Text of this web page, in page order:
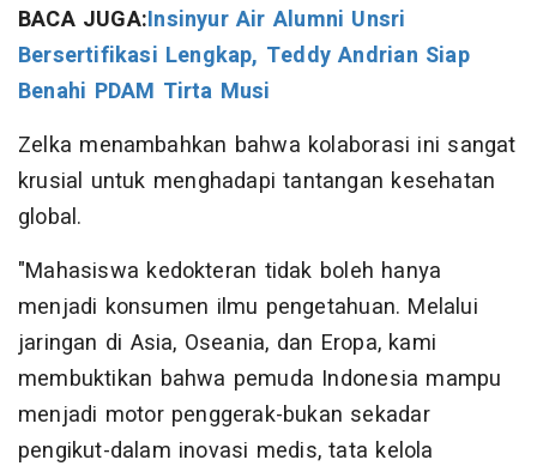
BACA JUGA:Insinyur Air Alumni Unsri
Bersertifikasi Lengkap, Teddy Andrian Siap
Benahi PDAM Tirta Musi
Zelka menambahkan bahwa kolaborasi ini sangat
krusial untuk menghadapi tantangan kesehatan
global.
"Mahasiswa kedokteran tidak boleh hanya
menjadi konsumen ilmu pengetahuan. Melalui
jaringan di Asia, Oseania, dan Eropa, kami
membuktikan bahwa pemuda Indonesia mampu
menjadi motor penggerak-bukan sekadar
pengikut-dalam inovasi medis, tata kelola